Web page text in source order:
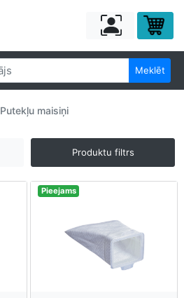
Meklēt
Putekļu maisiņi
Produktu filtrs
Pieejams